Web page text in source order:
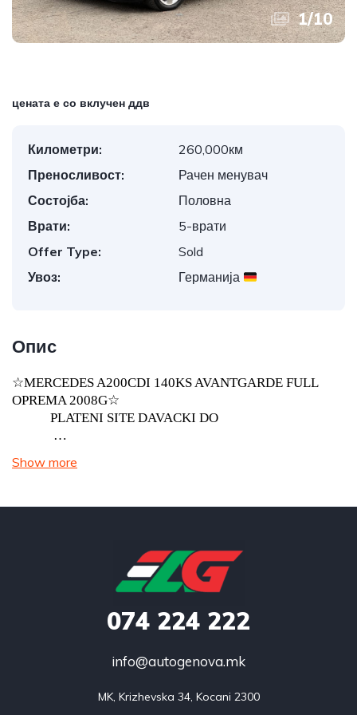
1/10
цената е со вклучен ддв
Километри:
260,000км
Преносливост:
Рачен менувач
Состојба:
Половна
Врати:
5-врати
Offer Type:
Sold
Увоз:
Германија
Опис
☆MERCEDES A200CDI 140KS AVANTGARDE FULL
OPREMA 2008G☆
PLATENI SITE DAVACKI DO
…
Show more
074 224 222
info@autogenova.mk
MK, Krizhevska 34, Kocani 2300